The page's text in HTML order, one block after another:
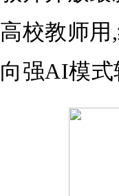
高校教师
向强AI模式